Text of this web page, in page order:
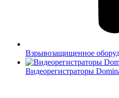
Взрывозащищенное
Видеорегистраторы